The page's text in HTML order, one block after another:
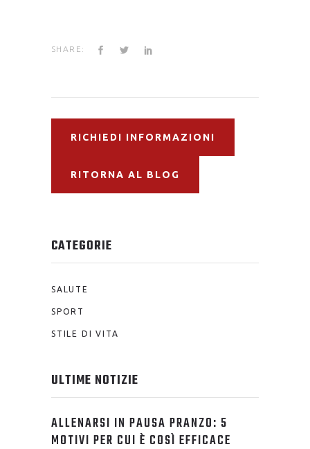
SHARE:
RICHIEDI INFORMAZIONI
RITORNA AL BLOG
CATEGORIE
SALUTE
SPORT
STILE DI VITA
ULTIME NOTIZIE
ALLENARSI IN PAUSA PRANZO: 5
MOTIVI PER CUI È COSÌ EFFICACE